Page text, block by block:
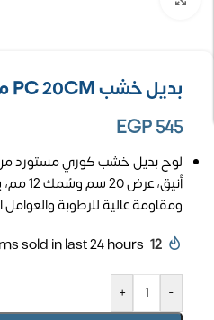
بديل خشب PC 20CM مستورد – كود 777-8
EGP545
أنيق،
ومقاومة عالية للرطوبة والعوامل
12
sold in last 24 hours
-
+